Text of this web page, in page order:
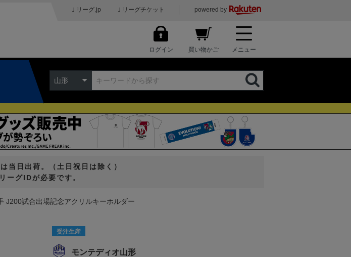
Ｊリーグ.jp Ｊリーグチケット powered by
ログイン 買い物かご メニュー
山形
当日出荷。（土日祝日は除く）
ーグIDが必要です。
J200試合出場記念アクリルキーホルダー
受注生産
モンテディオ山形